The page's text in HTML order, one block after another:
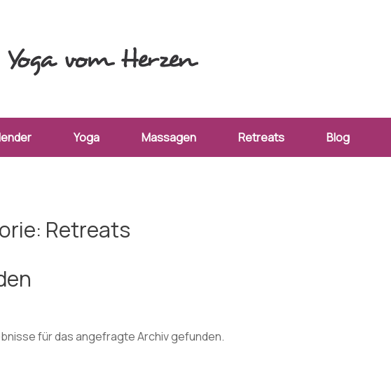
Yoga Massagen Retreats Blog
Retreats
für das angefragte Archiv gefunden.